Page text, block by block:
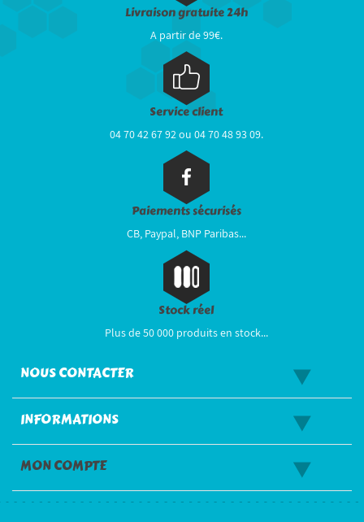
Livraison gratuite 24h
A partir de 99€.
Service client
04 70 42 67 92 ou 04 70 48 93 09.
Paiements sécurisés
CB, Paypal, BNP Paribas...
Stock réel
Plus de 50 000 produits en stock...
NOUS CONTACTER
INFORMATIONS
MON COMPTE